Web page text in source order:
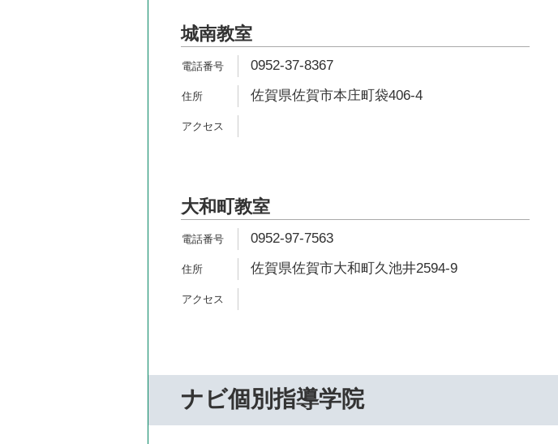
城南教室
0952-37-8367
佐賀県佐賀市本庄町袋406-4
大和町教室
0952-97-7563
佐賀県佐賀市大和町久池井2594-9
ナビ個別指導学院